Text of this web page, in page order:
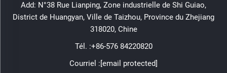
Add: N°38 Rue Lianping, Zone industrielle de Shi Guiao,
District de Huangyan, Ville de Taizhou, Province du Zhejiang
318020, Chine
Tél. :+86-576 84220820
Courriel :[email protected]